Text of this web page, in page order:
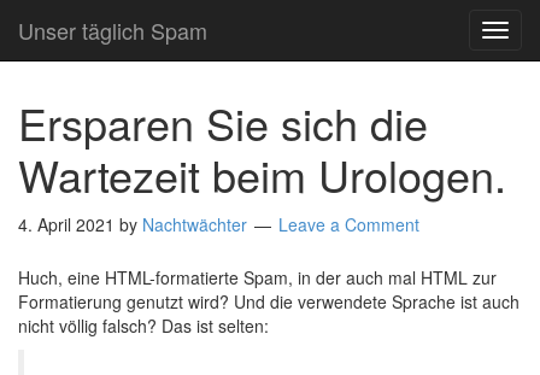
Unser täglich Spam
Ersparen Sie sich die
Wartezeit beim Urologen.
4. April 2021 by Nachtwächter Leave a Comment
Huch, eine HTML-formatierte Spam, in der auch mal HTML zur
Formatierung genutzt wird? Und die verwendete Sprache ist auch
nicht völlig falsch? Das ist selten: